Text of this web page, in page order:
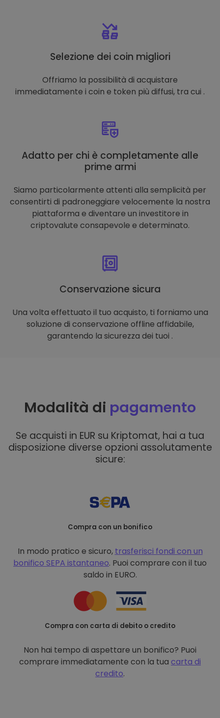
Selezione dei coin migliori
Offriamo la possibilità di acquistare
immediatamente i coin e token più diffusi, tra cui .
Adatto per chi è completamente alle
prime armi
Siamo particolarmente attenti alla semplicità per
consentirti di padroneggiare velocemente la nostra
piattaforma e diventare un investitore in
criptovalute consapevole e determinato.
Conservazione sicura
Una volta effettuato il tuo acquisto, ti forniamo una
soluzione di conservazione offline affidabile,
garantendo la sicurezza dei tuoi .
Modalità di pagamento
Se acquisti in EUR su Kriptomat, hai a tua
disposizione diverse opzioni assolutamente
sicure:
Compra con un bonifico
In modo pratico e sicuro, trasferisci fondi con un
bonifico SEPA istantaneo. Puoi comprare con il tuo
saldo in EURO.
Compra con carta di debito o credito
Non hai tempo di aspettare un bonifico? Puoi
comprare immediatamente con la tua carta di
credito.